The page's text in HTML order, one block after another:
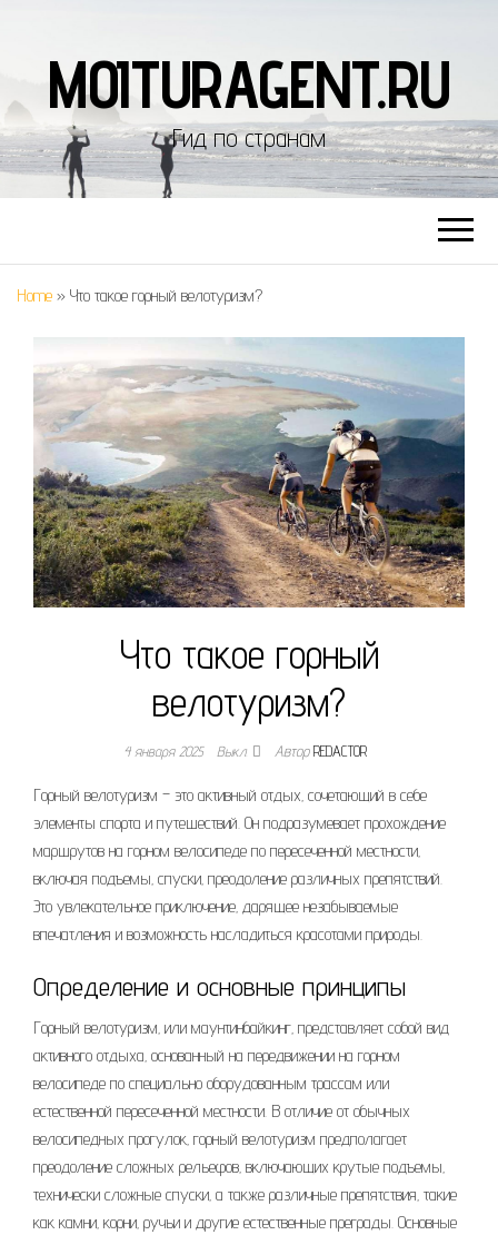
MOITURAGENT.RU
Гид по странам
Home » Что такое горный велотуризм?
Что такое горный
велотуризм?
4 января 2025 Выкл. АвторREDACTOR
Горный велотуризм – это активный отдых‚ сочетающий в себе
элементы спорта и путешествий. Он подразумевает прохождение
маршрутов на горном велосипеде по пересеченной местности‚
включая подъемы‚ спуски‚ преодоление различных препятствий.
Это увлекательное приключение‚ дарящее незабываемые
впечатления и возможность насладиться красотами природы.
Определение и основные принципы
Горный велотуризм‚ или маунтинбайкинг‚ представляет собой вид
активного отдыха‚ основанный на передвижении на горном
велосипеде по специально оборудованным трассам или
естественной пересеченной местности. В отличие от обычных
велосипедных прогулок‚ горный велотуризм предполагает
преодоление сложных рельефов‚ включающих крутые подъемы‚
технически сложные спуски‚ а также различные препятствия‚ такие
как камни‚ корни‚ ручьи и другие естественные преграды. Основные